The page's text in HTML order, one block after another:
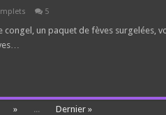
5
congel, un paquet de fèves surgelées,
» ... Dernier »